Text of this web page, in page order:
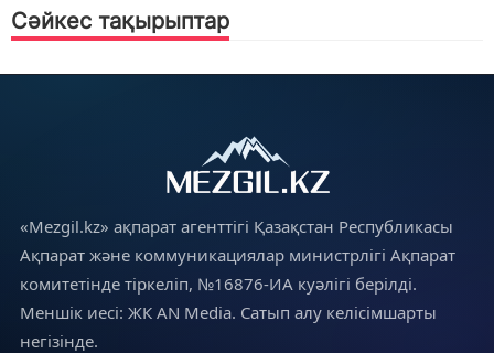
Сәйкес тақырыптар
«Mezgil.kz» ақпарат агенттігі Қазақстан Республикасы
Ақпарат және коммуникациялар министрлігі Ақпарат
комитетінде тіркеліп, №16876-ИА куәлігі берілді.
Меншік иесі: ЖК AN Media. Сатып алу келісімшарты
негізінде.